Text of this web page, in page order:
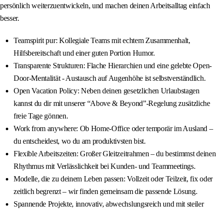
persönlich weiterzuentwickeln, und machen deinen Arbeitsalltag einfach
besser.
Teamspirit pur: Kollegiale Teams mit echtem Zusammenhalt,
Hilfsbereitschaft und einer guten Portion Humor.
Transparente Strukturen: Flache Hierarchien und eine gelebte Open-
Door-Mentalität - Austausch auf Augenhöhe ist selbstverständlich.
Open Vacation Policy: Neben deinen gesetzlichen Urlaubstagen
kannst du dir mit unserer “Above & Beyond”-Regelung zusätzliche
freie Tage gönnen.
Work from anywhere: Ob Home-Office oder temporär im Ausland –
du entscheidest, wo du am produktivsten bist.
Flexible Arbeitszeiten: Großer Gleitzeitrahmen – du bestimmst deinen
Rhythmus mit Verlässlichkeit bei Kunden- und Teammeetings.
Modelle, die zu deinem Leben passen: Vollzeit oder Teilzeit, fix oder
zeitlich begrenzt – wir finden gemeinsam die passende Lösung.
Spannende Projekte, innovativ, abwechslungsreich und mit steiler